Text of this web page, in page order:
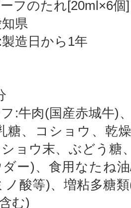
フのたれ[20ml×6個]
県
造日から1年
:牛肉(国産赤城牛)
糖、コショウ、乾
ョウ末、ぶどう糖
ー)、食用なたね
ノ酸等)、増粘多糖
む)